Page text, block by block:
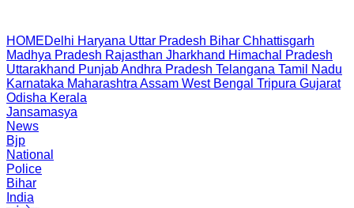
HOMEDelhi Haryana Uttar Pradesh Bihar Chhattisgarh
Madhya Pradesh Rajasthan Jharkhand Himachal Pradesh
Uttarakhand PunjabAndhra Pradesh Telangana Tamil Nadu
Karnataka Maharashtra Assam West Bengal Tripura Gujarat
Odisha Kerala
Jansamasya
News
Bjp
National
Police
Bihar
India